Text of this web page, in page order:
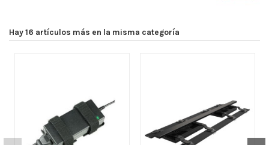
Hay 16 artículos más en la misma categoría